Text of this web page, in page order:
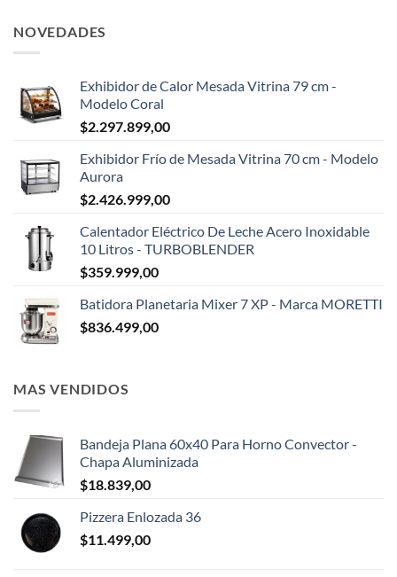
NOVEDADES
Exhibidor de Calor Mesada Vitrina 79 cm -
Modelo Coral
$2.297.899,00
Exhibidor Frío de Mesada Vitrina 70 cm - Modelo
Aurora
$2.426.999,00
Calentador Eléctrico De Leche Acero Inoxidable
10 Litros - TURBOBLENDER
$359.999,00
Batidora Planetaria Mixer 7 XP - Marca MORETTI
$836.499,00
MAS VENDIDOS
Bandeja Plana 60x40 Para Horno Convector -
Chapa Aluminizada
$18.839,00
Pizzera Enlozada 36
$11.499,00